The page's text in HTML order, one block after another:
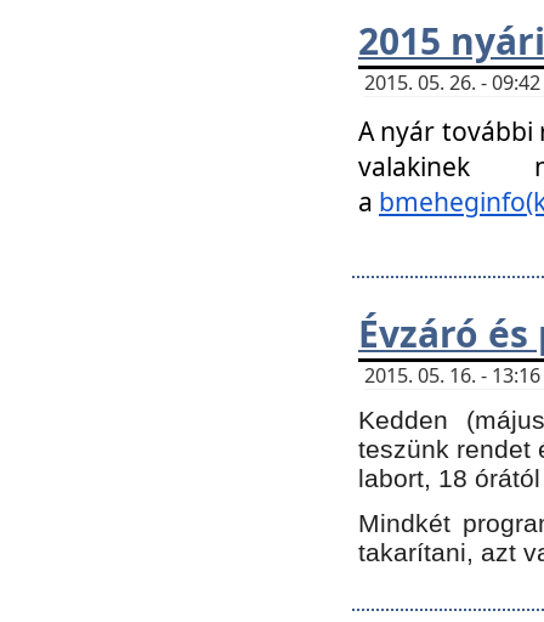
2015
2015. 05. 26. -
A nyár további
a
Évzáró
2015. 05. 16. -
Kedden
teszünk rendet
labort, 18
Mindkét
takarítani, azt